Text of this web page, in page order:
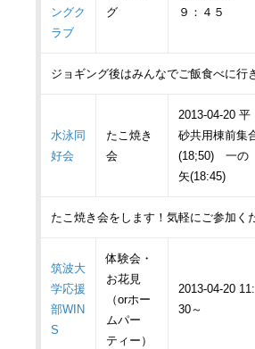
ングク
ラブ
グ
９：４５
ジョギング後はみんなでご飯食べに行
水泳同
好会
たこ焼き
会
2013-04-20 平
砂共用棟前集
(18;50) 一の
矢(18:45)
たこ焼き会をします！気軽にご参加く
筑波大
学応援
部WIN
S
体験会・
お花見
（orホー
ムパー
ティー）
2013-04-20 11:
30～